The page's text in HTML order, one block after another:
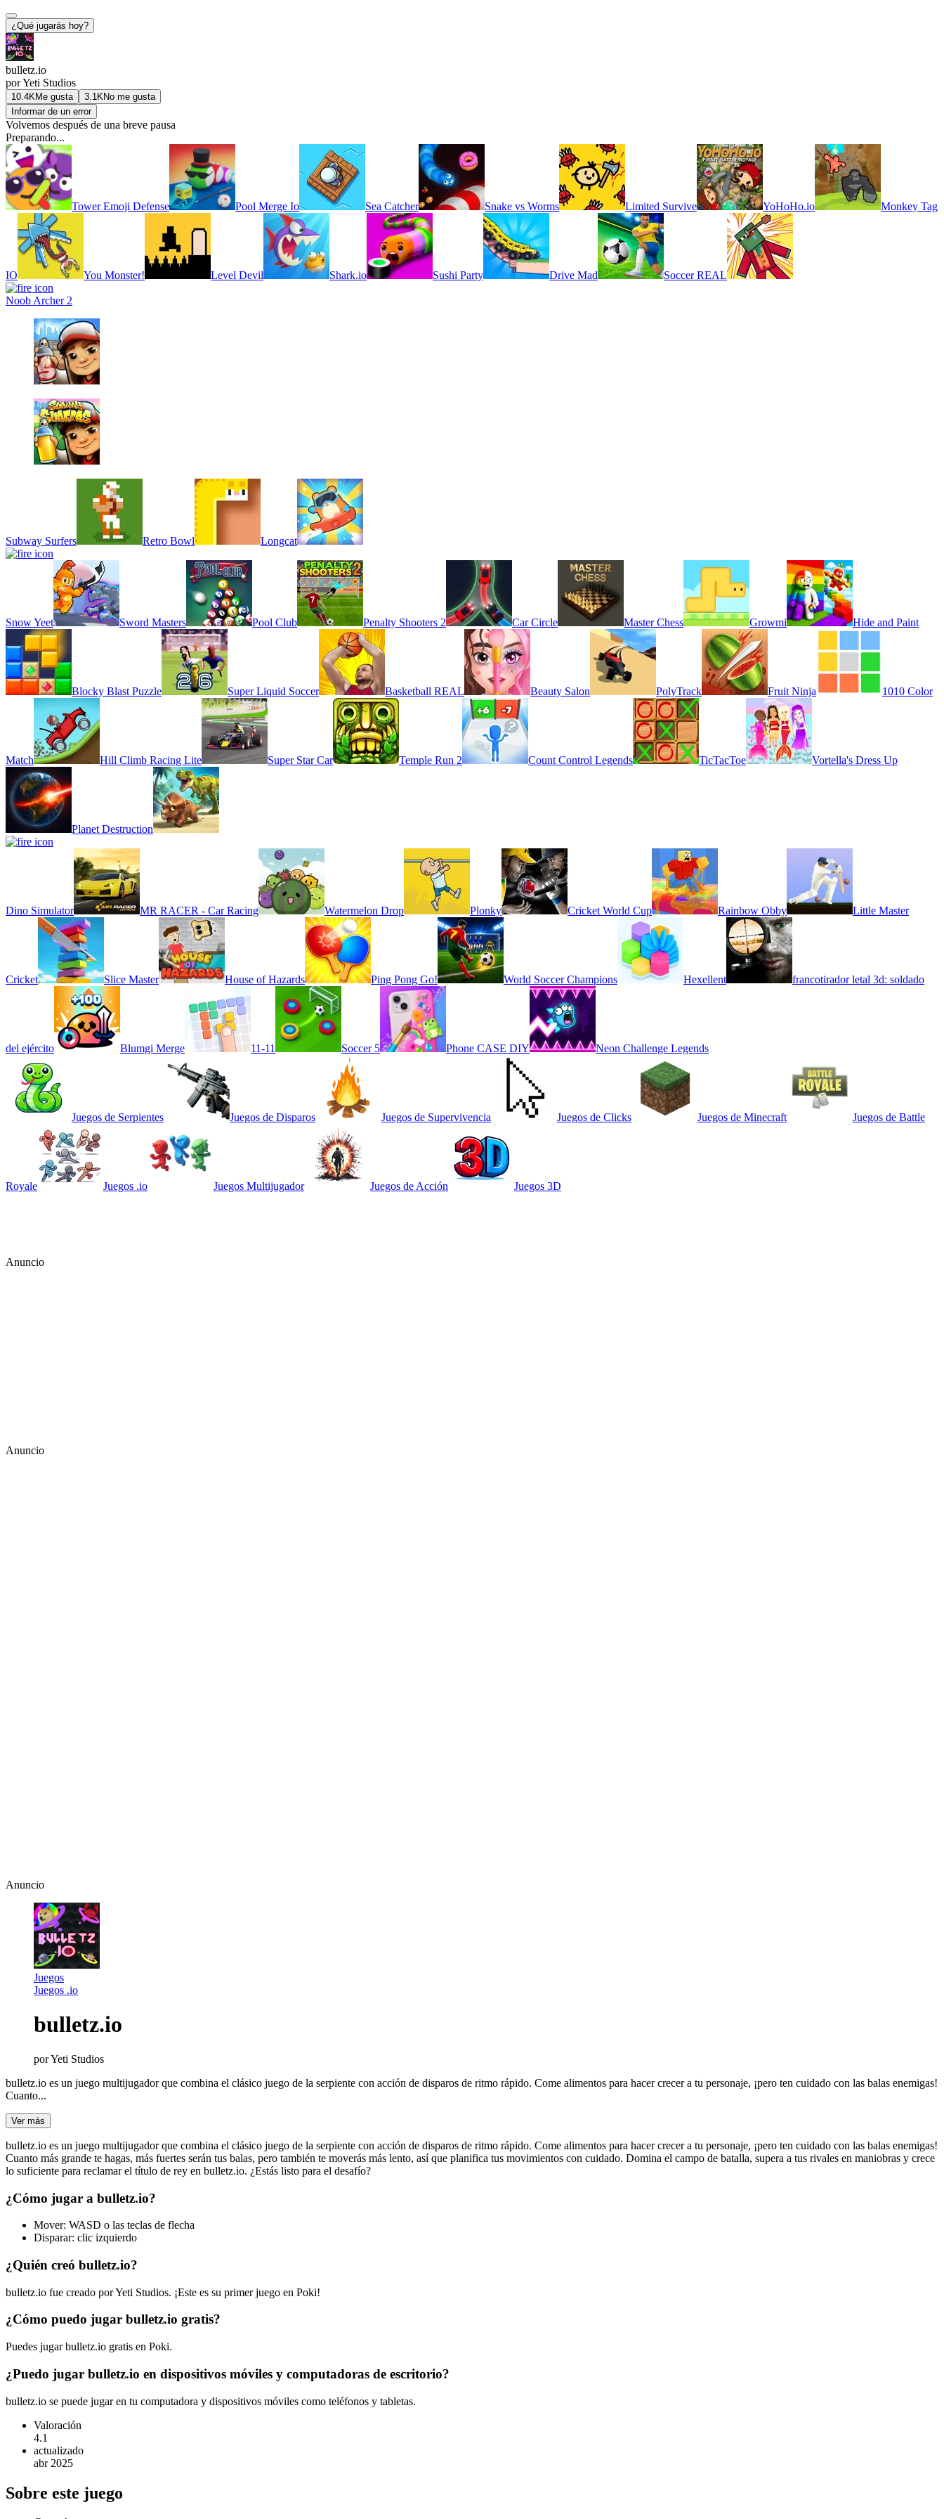
¿Qué jugarás hoy?
bulletz.io
por Yeti Studios
10.4KMe gusta 3.1KNo me gusta
Informar de un error
Volvemos después de una breve pausa
Preparando...
Tower Emoji Defense Pool Merge Io Sea Catcher Snake vs Worms Limited Survive YoHoHo.io Monkey Tag
IO You Monster! Level Devil Shark.io Sushi Party Drive Mad Soccer REAL
Noob Archer 2
Subway Surfers Retro Bowl Longcat
Snow Yeet Sword Masters Pool Club Penalty Shooters 2 Car Circle Master Chess Growmi Hide and Paint
Blocky Blast Puzzle Super Liquid Soccer Basketball REAL Beauty Salon PolyTrack Fruit Ninja 1010 Color
Match Hill Climb Racing Lite Super Star Car Temple Run 2 Count Control Legends TicTacToe Vortella's Dress Up
Planet Destruction
Dino Simulator MR RACER - Car Racing Watermelon Drop Plonky Cricket World Cup Rainbow Obby Little Master
Cricket Slice Master House of Hazards Ping Pong Go! World Soccer Champions Hexellent francotirador letal 3d: soldado
del ejército Blumgi Merge 11-11 Soccer 5 Phone CASE DIY Neon Challenge Legends
Juegos de Serpientes Juegos de Disparos Juegos de Supervivencia Juegos de Clicks Juegos de Minecraft Juegos de Battle
Royale Juegos .io Juegos Multijugador Juegos de Acción Juegos 3D
Anuncio
Anuncio
Anuncio
Juegos
Juegos .io
bulletz.io
porYeti Studios
bulletz.io es un juego multijugador que combina el clásico juego de la serpiente con acción de disparos de ritmo rápido. Come alimentos para hacer crecer a tu personaje, ¡pero ten cuidado con las balas enemigas!
Cuanto...
Ver más
bulletz.io es un juego multijugador que combina el clásico juego de la serpiente con acción de disparos de ritmo rápido. Come alimentos para hacer crecer a tu personaje, ¡pero ten cuidado con las balas enemigas!
Cuanto más grande te hagas, más fuertes serán tus balas, pero también te moverás más lento, así que planifica tus movimientos con cuidado. Domina el campo de batalla, supera a tus rivales en maniobras y crece
lo suficiente para reclamar el título de rey en bulletz.io. ¿Estás listo para el desafío?
¿Cómo jugar a bulletz.io?
Mover: WASD o las teclas de flecha
Disparar: clic izquierdo
¿Quién creó bulletz.io?
bulletz.io fue creado por Yeti Studios. ¡Este es su primer juego en Poki!
¿Cómo puedo jugar bulletz.io gratis?
Puedes jugar bulletz.io gratis en Poki.
¿Puedo jugar bulletz.io en dispositivos móviles y computadoras de escritorio?
bulletz.io se puede jugar en tu computadora y dispositivos móviles como teléfonos y tabletas.
Valoración
4.1
actualizado
abr 2025
Sobre este juego